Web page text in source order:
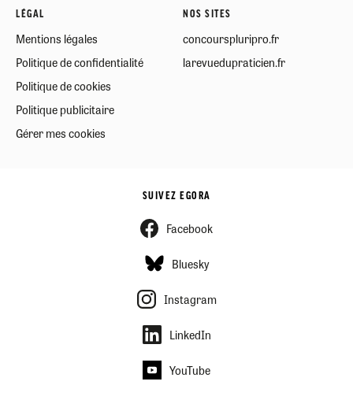
LÉGAL
Mentions légales
Politique de confidentialité
Politique de cookies
Politique publicitaire
Gérer mes cookies
NOS SITES
concourspluripro.fr
larevuedupraticien.fr
SUIVEZ EGORA
Facebook
Bluesky
Instagram
LinkedIn
YouTube